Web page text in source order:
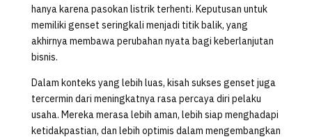
hanya karena pasokan listrik terhenti. Keputusan untuk
memiliki genset seringkali menjadi titik balik, yang
akhirnya membawa perubahan nyata bagi keberlanjutan
bisnis.
Dalam konteks yang lebih luas, kisah sukses genset juga
tercermin dari meningkatnya rasa percaya diri pelaku
usaha. Mereka merasa lebih aman, lebih siap menghadapi
ketidakpastian, dan lebih optimis dalam mengembangkan